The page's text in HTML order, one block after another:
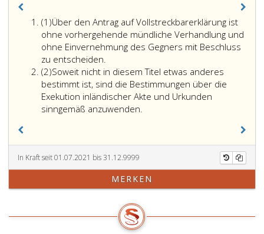
(1)Absatz
eins
Über den Antrag auf Vollstreckbarerklärung ist
ohne vorhergehende mündliche Verhandlung und
ohne Einvernehmung des Gegners mit Beschluss
zu entscheiden.
(2)Absatz
2
Soweit nicht in diesem Titel etwas anderes
bestimmt ist, sind die Bestimmungen über die
Exekution inländischer Akte und Urkunden
sinngemäß anzuwenden.
In Kraft seit 01.07.2021 bis 31.12.9999
MERKEN